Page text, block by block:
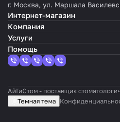
г. Москва, ул. Маршала
Интернет-магазин
Компания
Услуги
Помощь
АйТиСтом - поставщик
Темная тема